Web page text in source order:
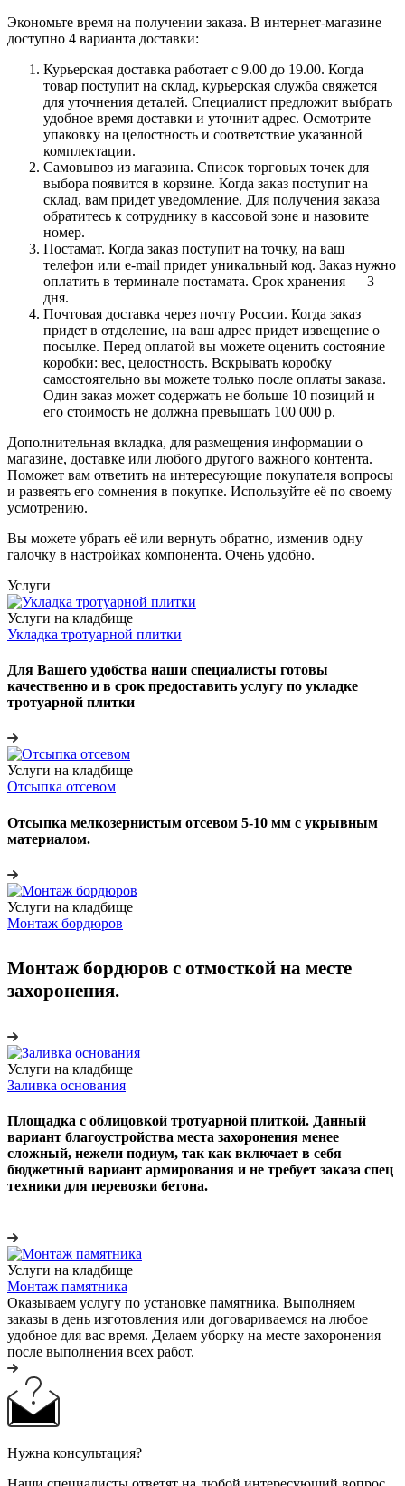
Экономьте время на получении заказа. В интернет-магазине
доступно 4 варианта доставки:
Курьерская доставка работает с 9.00 до 19.00. Когда
товар поступит на склад, курьерская служба свяжется
для уточнения деталей. Специалист предложит выбрать
удобное время доставки и уточнит адрес. Осмотрите
упаковку на целостность и соответствие указанной
комплектации.
Самовывоз из магазина. Список торговых точек для
выбора появится в корзине. Когда заказ поступит на
склад, вам придет уведомление. Для получения заказа
обратитесь к сотруднику в кассовой зоне и назовите
номер.
Постамат. Когда заказ поступит на точку, на ваш
телефон или e-mail придет уникальный код. Заказ нужно
оплатить в терминале постамата. Срок хранения — 3
дня.
Почтовая доставка через почту России. Когда заказ
придет в отделение, на ваш адрес придет извещение о
посылке. Перед оплатой вы можете оценить состояние
коробки: вес, целостность. Вскрывать коробку
самостоятельно вы можете только после оплаты заказа.
Один заказ может содержать не больше 10 позиций и
его стоимость не должна превышать 100 000 р.
Дополнительная вкладка, для размещения информации о
магазине, доставке или любого другого важного контента.
Поможет вам ответить на интересующие покупателя вопросы
и развеять его сомнения в покупке. Используйте её по своему
усмотрению.
Вы можете убрать её или вернуть обратно, изменив одну
галочку в настройках компонента. Очень удобно.
Услуги
Услуги на кладбище
Укладка тротуарной плитки
Для Вашего удобства наши специалисты готовы
качественно и в срок предоставить услугу по укладке
тротуарной плитки
Услуги на кладбище
Отсыпка отсевом
Отсыпка мелкозернистым отсевом 5-10 мм с укрывным
материалом.
Услуги на кладбище
Монтаж бордюров
Монтаж бордюров с отмосткой на месте
захоронения.
Услуги на кладбище
Заливка основания
Площадка с облицовкой тротуарной плиткой. Данный
вариант благоустройства места захоронения менее
сложный, нежели подиум, так как включает в себя
бюджетный вариант армирования и не требует заказа спец
техники для перевозки бетона.
Услуги на кладбище
Монтаж памятника
Оказываем услугу по установке памятника. Выполняем
заказы в день изготовления или договариваемся на любое
удобное для вас время. Делаем уборку на месте захоронения
после выполнения всех работ.
Нужна консультация?